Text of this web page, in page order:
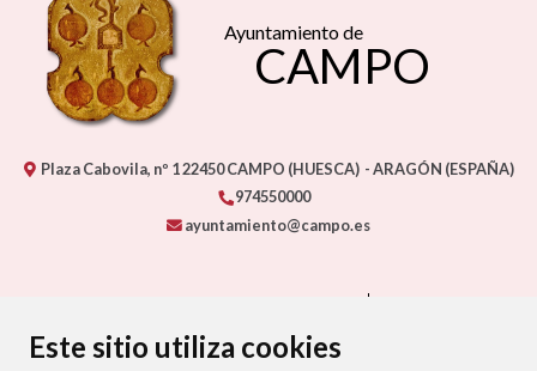
Este sitio utiliza cookies
Ayuntamiento de
CAMPO
Plaza Cabovila, nº 122450 CAMPO (HUESCA) - ARAGÓN (ESPAÑA)
974550000
ayuntamiento@campo.es
AVISO LEGAL
PROTECCIÓN DE DATOS
POLÍTICA DE COOKIES